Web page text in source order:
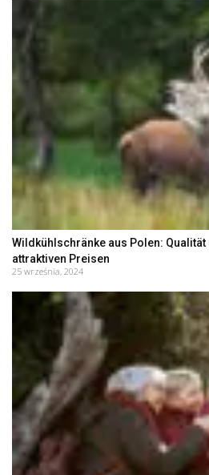
Wildkühlschränke aus Polen:
attraktiven Preisen
25 września, 2024